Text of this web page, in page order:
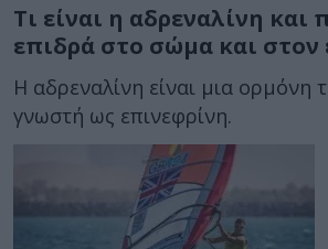
Τι είναι η αδρεναλίνη και
επιδρά στο σώμα και στον
Η αδρεναλίνη είναι μια ορμόνη
γνωστή ως επινεφρίνη.